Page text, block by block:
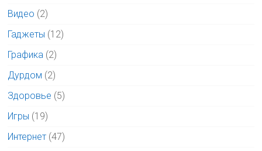
Видео (2)
Гаджеты (12)
Графика (2)
Дурдом (2)
Здоровье (5)
Игры (19)
Интернет (47)